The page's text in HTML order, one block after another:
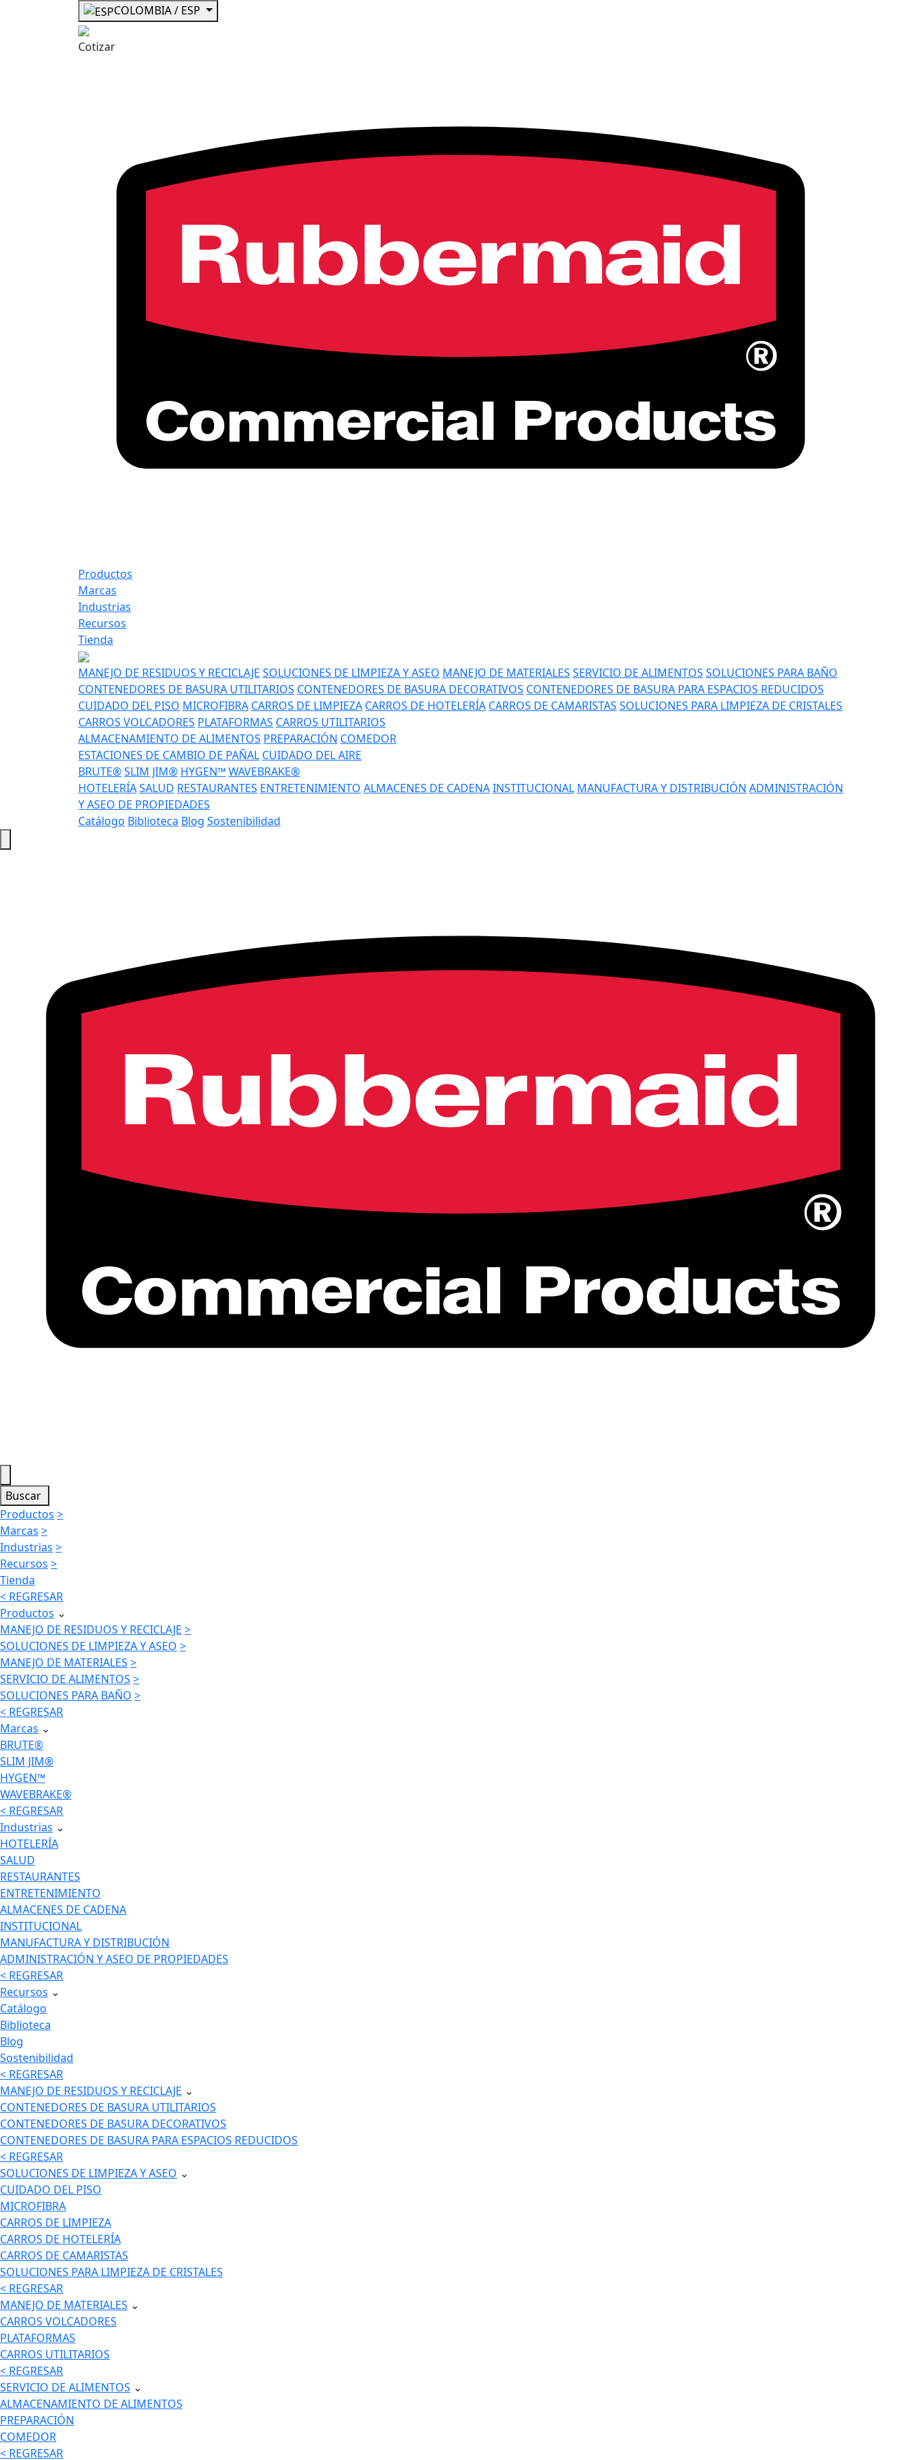
COLOMBIA / ESP
Cotizar
Productos
Marcas
Industrias
Recursos
Tienda
MANEJO DE RESIDUOS Y RECICLAJE SOLUCIONES DE LIMPIEZA Y ASEO MANEJO DE MATERIALES SERVICIO DE ALIMENTOS SOLUCIONES PARA BAÑO
CONTENEDORES DE BASURA UTILITARIOS CONTENEDORES DE BASURA DECORATIVOS CONTENEDORES DE BASURA PARA ESPACIOS REDUCIDOS
CUIDADO DEL PISO MICROFIBRA CARROS DE LIMPIEZA CARROS DE HOTELERÍA CARROS DE CAMARISTAS SOLUCIONES PARA LIMPIEZA DE CRISTALES
CARROS VOLCADORES PLATAFORMAS CARROS UTILITARIOS
ALMACENAMIENTO DE ALIMENTOS PREPARACIÓN COMEDOR
ESTACIONES DE CAMBIO DE PAÑAL CUIDADO DEL AIRE
BRUTE®SLIM JIM® HYGEN™WAVEBRAKE®
HOTELERÍASALUD RESTAURANTES ENTRETENIMIENTO ALMACENES DE CADENAINSTITUCIONAL MANUFACTURA Y DISTRIBUCIÓN ADMINISTRACIÓN
Y ASEO DE PROPIEDADES
Catálogo Biblioteca Blog Sostenibilidad
Buscar
Productos >
Marcas >
Industrias >
Recursos >
Tienda
< REGRESAR
Productos ⌄
MANEJO DE RESIDUOS Y RECICLAJE >
SOLUCIONES DE LIMPIEZA Y ASEO >
MANEJO DE MATERIALES >
SERVICIO DE ALIMENTOS >
SOLUCIONES PARA BAÑO >
< REGRESAR
Marcas ⌄
BRUTE®
SLIM JIM®
HYGEN™
WAVEBRAKE®
< REGRESAR
Industrias ⌄
HOTELERÍA
SALUD
RESTAURANTES
ENTRETENIMIENTO
ALMACENES DE CADENA
INSTITUCIONAL
MANUFACTURA Y DISTRIBUCIÓN
ADMINISTRACIÓN Y ASEO DE PROPIEDADES
< REGRESAR
Recursos ⌄
Catálogo
Biblioteca
Blog
Sostenibilidad
< REGRESAR
MANEJO DE RESIDUOS Y RECICLAJE ⌄
CONTENEDORES DE BASURA UTILITARIOS
CONTENEDORES DE BASURA DECORATIVOS
CONTENEDORES DE BASURA PARA ESPACIOS REDUCIDOS
< REGRESAR
SOLUCIONES DE LIMPIEZA Y ASEO ⌄
CUIDADO DEL PISO
MICROFIBRA
CARROS DE LIMPIEZA
CARROS DE HOTELERÍA
CARROS DE CAMARISTAS
SOLUCIONES PARA LIMPIEZA DE CRISTALES
< REGRESAR
MANEJO DE MATERIALES ⌄
CARROS VOLCADORES
PLATAFORMAS
CARROS UTILITARIOS
< REGRESAR
SERVICIO DE ALIMENTOS ⌄
ALMACENAMIENTO DE ALIMENTOS
PREPARACIÓN
COMEDOR
< REGRESAR